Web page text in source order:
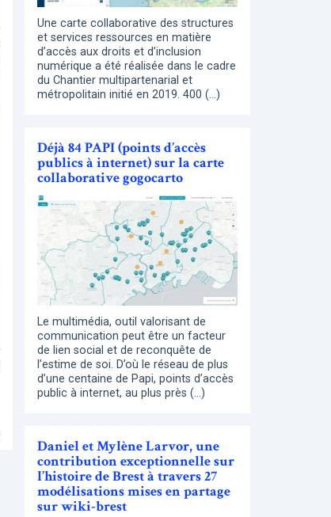
Une carte collaborative des structures
et services ressources en matière
d’accès aux droits et d’inclusion
numérique a été réalisée dans le cadre
du Chantier multipartenarial et
métropolitain initié en 2019. 400 (…)
Déjà 84 PAPI (points d’accès
publics à internet) sur la carte
collaborative gogocarto
Le multimédia, outil valorisant de
communication peut être un facteur
de lien social et de reconquête de
l’estime de soi. D’où le réseau de plus
d’une centaine de Papi, points d’accès
public à internet, au plus près (…)
Daniel et Mylène Larvor, une
contribution exceptionnelle sur
l’histoire de Brest à travers 27
modélisations mises en partage
sur wiki-brest